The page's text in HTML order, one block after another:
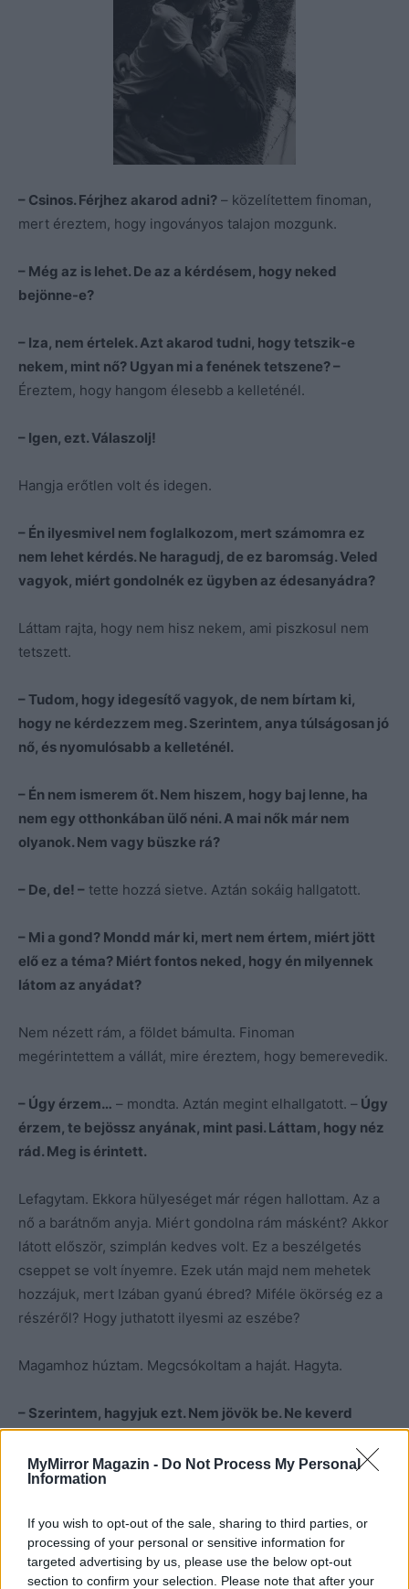
MyMirror Magazin - Do Not Process My Personal
Information
If you wish to opt-out of the sale, sharing to third parties, or
processing of your personal or sensitive information for
targeted advertising by us, please use the below opt-out
section to confirm your selection. Please note that after your
– Csinos. Férjhez akarod adni? – közelítettem finoman,
mert éreztem, hogy ingoványos talajon mozgunk.
– Még az is lehet. De az a kérdésem, hogy neked
bejönne-e?
– Iza, nem értelek. Azt akarod tudni, hogy tetszik-e
nekem, mint nő? Ugyan mi a fenének tetszene? –
Éreztem, hogy hangom élesebb a kelleténél.
– Igen, ezt. Válaszolj!
Hangja erőtlen volt és idegen.
– Én ilyesmivel nem foglalkozom, mert számomra ez
nem lehet kérdés. Ne haragudj, de ez baromság. Veled
vagyok, miért gondolnék ez ügyben az édesanyádra?
Láttam rajta, hogy nem hisz nekem, ami piszkosul nem
tetszett.
– Tudom, hogy idegesítő vagyok, de nem bírtam ki,
hogy ne kérdezzem meg. Szerintem, anya túlságosan jó
nő, és nyomulósabb a kelleténél.
– Én nem ismerem őt. Nem hiszem, hogy baj lenne, ha
nem egy otthonkában ülő néni. A mai nők már nem
olyanok. Nem vagy büszke rá?
– De, de! – tette hozzá sietve. Aztán sokáig hallgatott.
– Mi a gond? Mondd már ki, mert nem értem, miért jött
elő ez a téma? Miért fontos neked, hogy én milyennek
látom az anyádat?
Nem nézett rám, a földet bámulta. Finoman
megérintettem a vállát, mire éreztem, hogy bemerevedik.
– Úgy érzem… – mondta. Aztán megint elhallgatott. – Úgy
érzem, te bejössz anyának, mint pasi. Láttam, hogy néz
rád. Meg is érintett.
Lefagytam. Ekkora hülyeséget már régen hallottam. Az a
nő a barátnőm anyja. Miért gondolna rám másként? Akkor
látott először, szimplán kedves volt. Ez a beszélgetés
cseppet se volt ínyemre. Ezek után majd nem mehetek
hozzájuk, mert Izában gyanú ébred? Miféle ökörség ez a
részéről? Hogy juthatott ilyesmi az eszébe?
Magamhoz húztam. Megcsókoltam a haját. Hagyta.
– Szerintem, hagyjuk ezt. Nem jövök be. Ne keverd
össze a kedvességet bármi mással. Jobb lenne, ha fújna
rám?
– Eszembe sincs mást gondolni. Ne viccelj már, hogy
ilyesmivel elrontod a saját kedved. Nézz már a tükörbe,